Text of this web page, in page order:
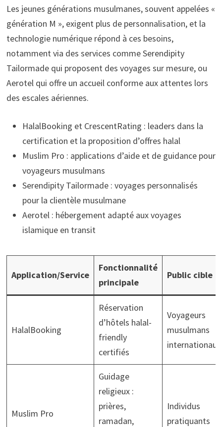
Les jeunes générations musulmanes, souvent appelées «
génération M », exigent plus de personnalisation, et la
technologie numérique répond à ces besoins,
notamment via des services comme Serendipity
Tailormade qui proposent des voyages sur mesure, ou
Aerotel qui offre un accueil conforme aux attentes lors
des escales aériennes.
HalalBooking et CrescentRating : leaders dans la
certification et la proposition d’offres halal
Muslim Pro : applications d’aide et de guidance pour
voyageurs musulmans
Serendipity Tailormade : voyages personnalisés
pour la clientèle musulmane
Aerotel : hébergement adapté aux voyages
islamique en transit
Application/Service
Fonctionnalité
principale
Public cible
HalalBooking
Réservation
d’hôtels halal-
friendly
certifiés
Voyageurs
musulmans
internationaux
Muslim Pro
Guidage
religieux :
prières,
ramadan,
Individus
pratiquants